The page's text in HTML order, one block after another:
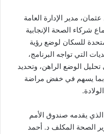
مدير الإدارة العامة
شركاء الصحة الإنجابية
للسكان لوضع رؤية
التي تواجه البرنامج،
الوضع الراهن، وتحديد
بما يسهم في خفض مراضة
يقدمه صندوق الأمم
الصحة المكلف د. أحمد